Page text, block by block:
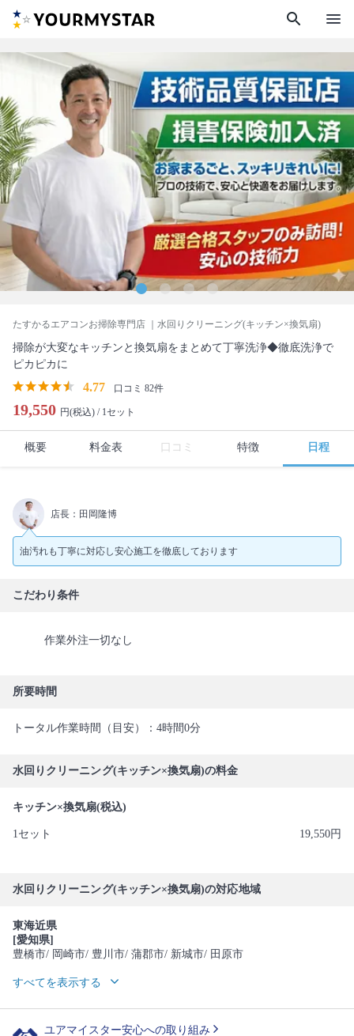
search menu
たすかるエアコンお掃除専門店 ｜水回りクリーニング(キッチン×換気扇)
掃除が大変なキッチンと換気扇をまとめて丁寧洗浄◆徹底洗浄で
ピカピカに
4.77 口コミ 82件
19,550 円(税込) / 1セット
概要 料金表 口コミ 特徴 日程
店長：田岡隆博
油汚れも丁寧に対応し安心施工を徹底しております
こだわり条件
作業外注一切なし
所要時間
トータル作業時間（目安）：4時間0分
水回りクリーニング(キッチン×換気扇)の料金
キッチン×換気扇(税込)
1セット 19,550円
水回りクリーニング(キッチン×換気扇)の対応地域
東海近県
[愛知県]
豊橋市/ 岡崎市/ 豊川市/ 蒲郡市/ 新城市/ 田原市
すべてを表示する
ユアマイスター安心への取り組み